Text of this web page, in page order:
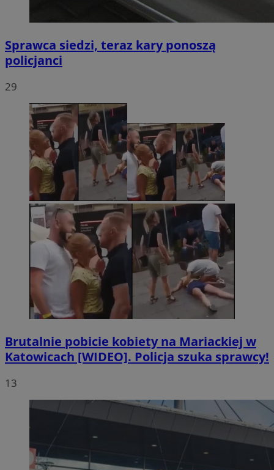
Sprawca siedzi, teraz kary ponoszą
policjanci
29
Brutalnie pobicie kobiety na Mariackiej w
Katowicach [WIDEO]. Policja szuka sprawcy!
13